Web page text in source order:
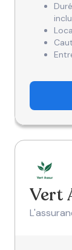
Vert